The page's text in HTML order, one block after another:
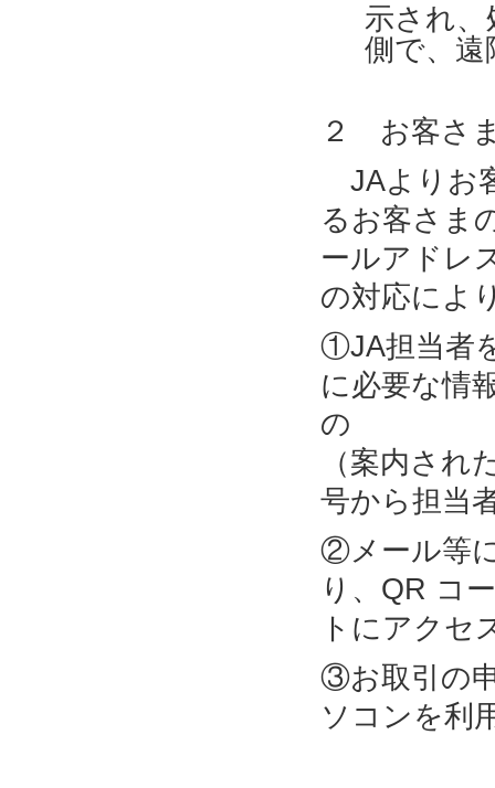
示され
側で、遠
２ お客さ
JAよりお
るお客さま
ールアドレ
の対応によ
①JA担当者
に必要な情
の 部
（案内さ
号から担当
②メール等
り、QR コ
トにアクセ
③お取引の
ソコンを利